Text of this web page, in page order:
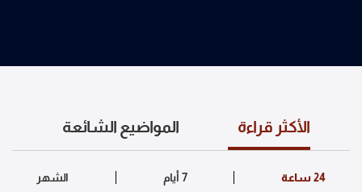
الأكثر قراءة المواضيع الشائعة